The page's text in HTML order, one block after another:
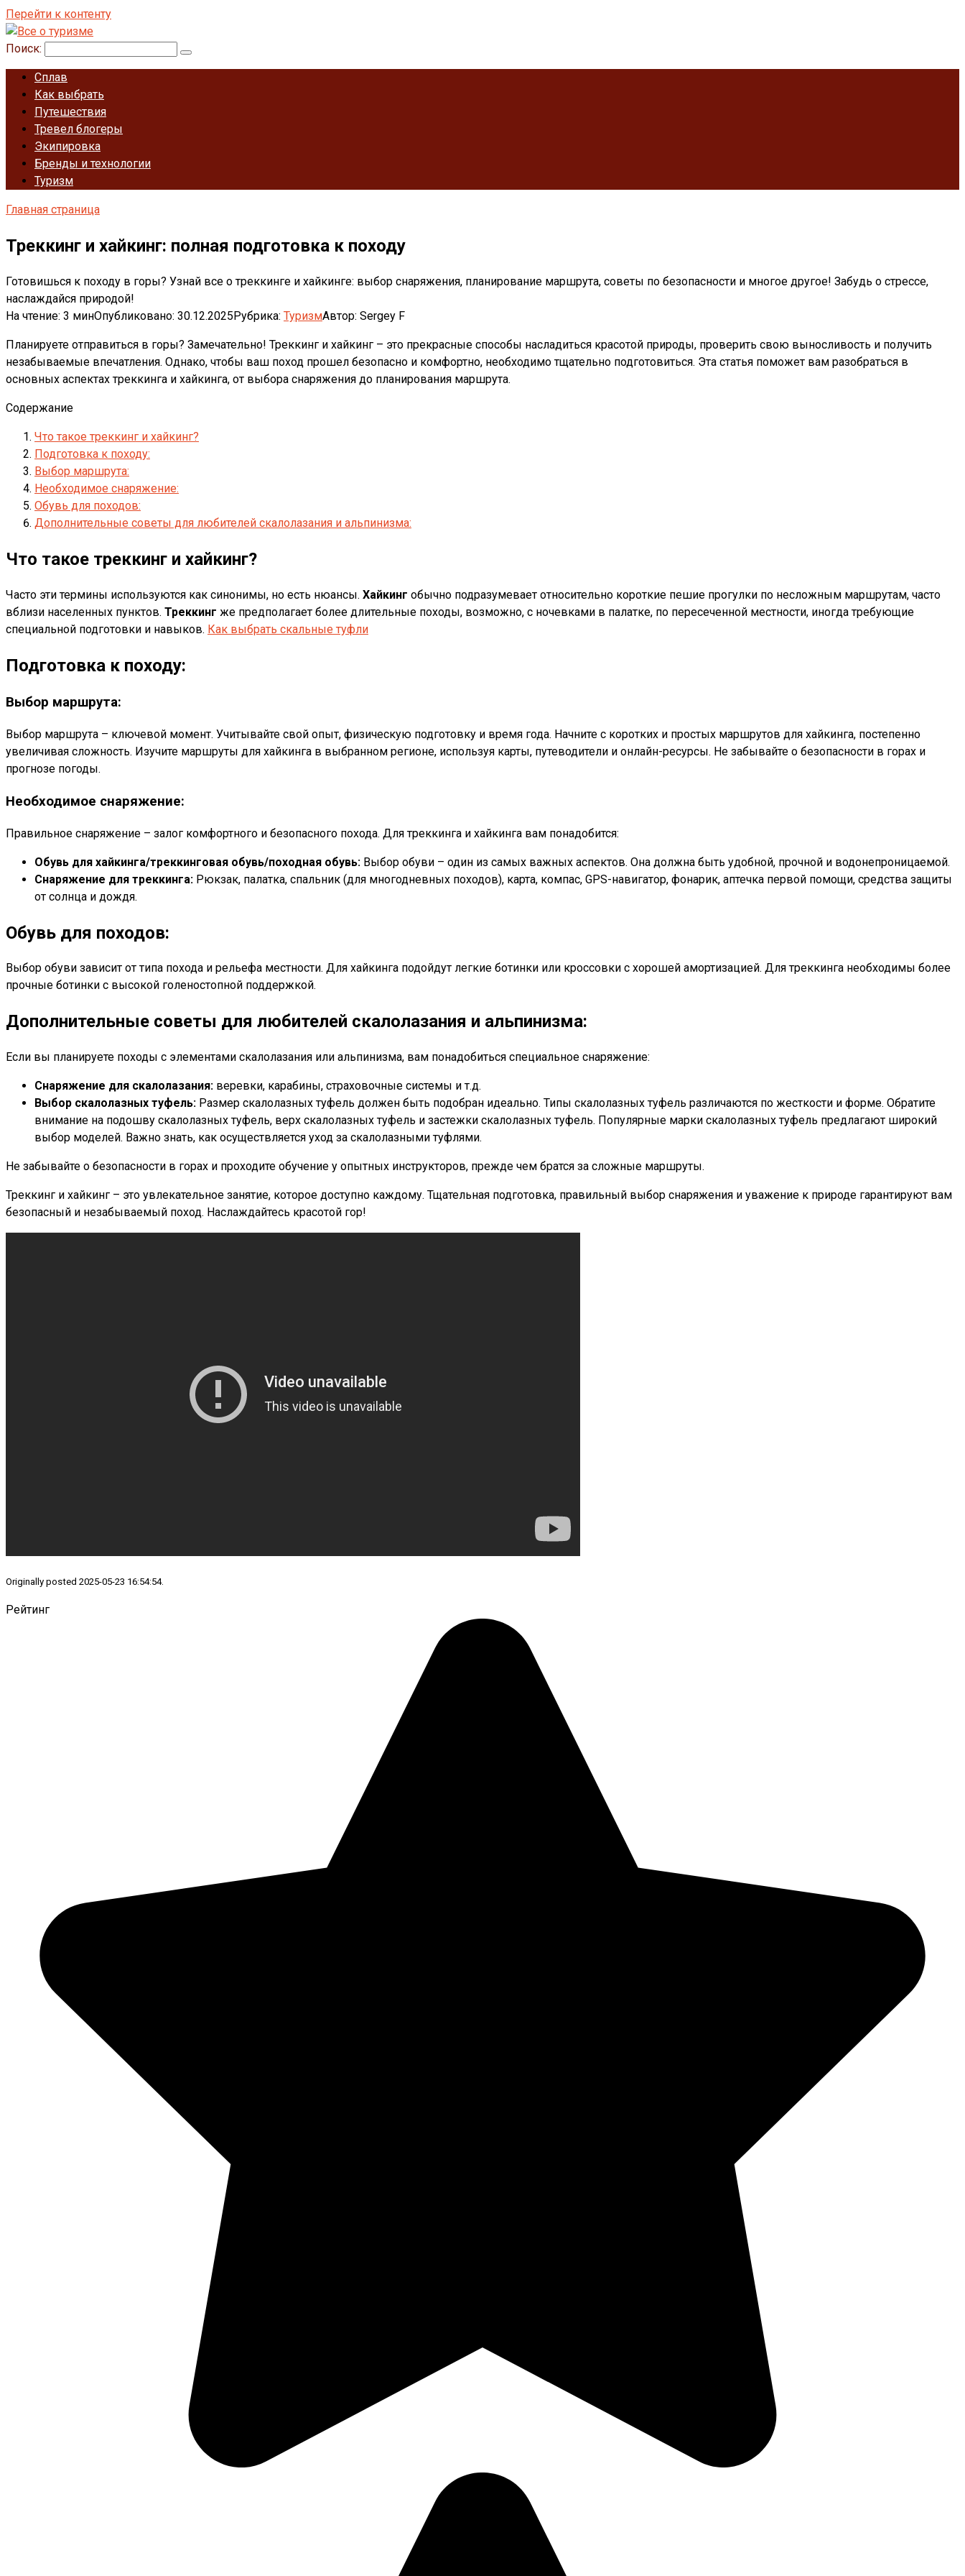
Перейти к контенту
Поиск:
Сплав
Как выбрать
Путешествия
Тревел блогеры
Экипировка
Бренды и технологии
Туризм
Главная страница
Треккинг и хайкинг: полная подготовка к походу
Готовишься к походу в горы? Узнай все о треккинге и хайкинге: выбор снаряжения, планирование маршрута, советы по безопасности и многое другое! Забудь о стрессе,
наслаждайся природой!
На чтение: 3 минОпубликовано: 30.12.2025Рубрика: ТуризмАвтор: Sergey F
Планируете отправиться в горы? Замечательно! Треккинг и хайкинг – это прекрасные способы насладиться красотой природы, проверить свою выносливость и получить
незабываемые впечатления. Однако, чтобы ваш поход прошел безопасно и комфортно, необходимо тщательно подготовиться. Эта статья поможет вам разобраться в
основных аспектах треккинга и хайкинга, от выбора снаряжения до планирования маршрута.
Содержание
Что такое треккинг и хайкинг?
Подготовка к походу:
Выбор маршрута:
Необходимое снаряжение:
Обувь для походов:
Дополнительные советы для любителей скалолазания и альпинизма:
Что такое треккинг и хайкинг?
Часто эти термины используются как синонимы, но есть нюансы. Хайкинг обычно подразумевает относительно короткие пешие прогулки по несложным маршрутам, часто
вблизи населенных пунктов. Треккинг же предполагает более длительные походы, возможно, с ночевками в палатке, по пересеченной местности, иногда требующие
специальной подготовки и навыков. Как выбрать скальные туфли
Подготовка к походу:
Выбор маршрута:
Выбор маршрута – ключевой момент. Учитывайте свой опыт, физическую подготовку и время года. Начните с коротких и простых маршрутов для хайкинга, постепенно
увеличивая сложность. Изучите маршруты для хайкинга в выбранном регионе, используя карты, путеводители и онлайн-ресурсы. Не забывайте о безопасности в горах и
прогнозе погоды.
Необходимое снаряжение:
Правильное снаряжение – залог комфортного и безопасного похода. Для треккинга и хайкинга вам понадобится:
Обувь для хайкинга/треккинговая обувь/походная обувь: Выбор обуви – один из самых важных аспектов. Она должна быть удобной, прочной и водонепроницаемой.
Снаряжение для треккинга: Рюкзак, палатка, спальник (для многодневных походов), карта, компас, GPS-навигатор, фонарик, аптечка первой помощи, средства защиты
от солнца и дождя.
Обувь для походов:
Выбор обуви зависит от типа похода и рельефа местности. Для хайкинга подойдут легкие ботинки или кроссовки с хорошей амортизацией. Для треккинга необходимы более
прочные ботинки с высокой голеностопной поддержкой.
Дополнительные советы для любителей скалолазания и альпинизма:
Если вы планируете походы с элементами скалолазания или альпинизма, вам понадобиться специальное снаряжение:
Снаряжение для скалолазания: веревки, карабины, страховочные системы и т.д.
Выбор скалолазных туфель: Размер скалолазных туфель должен быть подобран идеально. Типы скалолазных туфель различаются по жесткости и форме. Обратите
внимание на подошву скалолазных туфель, верх скалолазных туфель и застежки скалолазных туфель. Популярные марки скалолазных туфель предлагают широкий
выбор моделей. Важно знать, как осуществляется уход за скалолазными туфлями.
Не забывайте о безопасности в горах и проходите обучение у опытных инструкторов, прежде чем братся за сложные маршруты.
Треккинг и хайкинг – это увлекательное занятие, которое доступно каждому. Тщательная подготовка, правильный выбор снаряжения и уважение к природе гарантируют вам
безопасный и незабываемый поход. Наслаждайтесь красотой гор!
Originally posted 2025-05-23 16:54:54.
Рейтинг